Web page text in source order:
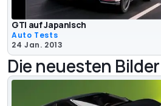
GTI auf Japanisch
Auto Tests
24 Jan. 2013
Die neuesten Bilder